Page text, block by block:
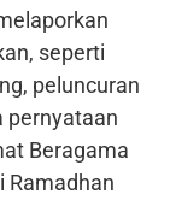
seperti
peluncuran
pernyataan
Beragama
Ramadhan